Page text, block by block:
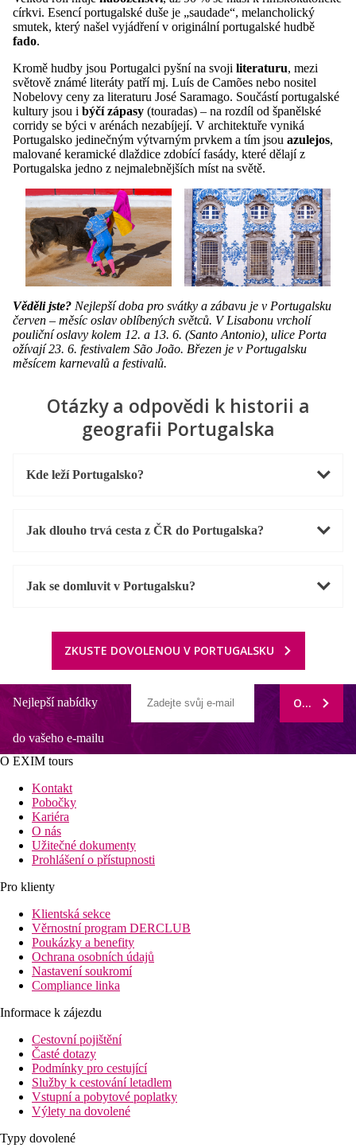
církvi. Esencí portugalské duše je „saudade“, melancholický
smutek, který našel vyjádření v originální portugalské hudbě
fado.
Kromě hudby jsou Portugalci pyšní na svoji literaturu, mezi
světově známé literáty patří mj. Luís de Camões nebo nositel
Nobelovy ceny za literaturu José Saramago. Součástí portugalské
kultury jsou i býčí zápasy (touradas) – na rozdíl od španělské
corridy se býci v arénách nezabíjejí. V architektuře vyniká
Portugalsko jedinečným výtvarným prvkem a tím jsou azulejos,
malované keramické dlaždice zdobící fasády, které dělají z
Portugalska jedno z nejmalebnějších míst na světě.
Věděli jste? Nejlepší doba pro svátky a zábavu je v Portugalsku
červen – měsíc oslav oblíbených světců. V Lisabonu vrcholí
pouliční oslavy kolem 12. a 13. 6. (Santo Antonio), ulice Porta
ožívají 23. 6. festivalem São João. Březen je v Portugalsku
měsícem karnevalů a festivalů.
Otázky a odpovědi k historii a
geografii Portugalska
Kde leží Portugalsko?
Jak dlouho trvá cesta z ČR do Portugalska?
Jak se domluvit v Portugalsku?
ZKUSTE DOVOLENOU V PORTUGALSKU
Nejlepší nabídky
do vašeho e-mailu
ODEBÍRAT
O EXIM tours
Kontakt
Pobočky
Kariéra
O nás
Užitečné dokumenty
Prohlášení o přístupnosti
Pro klienty
Klientská sekce
Věrnostní program DERCLUB
Poukázky a benefity
Ochrana osobních údajů
Nastavení soukromí
Compliance linka
Informace k zájezdu
Cestovní pojištění
Časté dotazy
Podmínky pro cestující
Služby k cestování letadlem
Vstupní a pobytové poplatky
Výlety na dovolené
Typy dovolené